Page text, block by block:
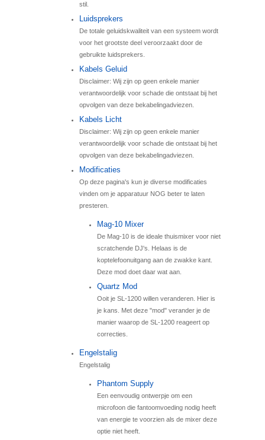
stil.
Luidsprekers
De totale geluidskwaliteit van een systeem wordt
voor het grootste deel veroorzaakt door de
gebruikte luidsprekers.
Kabels Geluid
Disclaimer: Wij zijn op geen enkele manier
verantwoordelijk voor schade die ontstaat bij het
opvolgen van deze bekabelingadviezen.
Kabels Licht
Disclaimer: Wij zijn op geen enkele manier
verantwoordelijk voor schade die ontstaat bij het
opvolgen van deze bekabelingadviezen.
Modificaties
Op deze pagina's kun je diverse modificaties
vinden om je apparatuur NOG beter te laten
presteren.
Mag-10 Mixer
De Mag-10 is de ideale thuismixer voor niet
scratchende DJ's. Helaas is de
koptelefoonuitgang aan de zwakke kant.
Deze mod doet daar wat aan.
Quartz Mod
Ooit je SL-1200 willen veranderen. Hier is
je kans. Met deze "mod" verander je de
manier waarop de SL-1200 reageert op
correcties.
Engelstalig
Engelstalig
Phantom Supply
Een eenvoudig ontwerpje om een
microfoon die fantoomvoeding nodig heeft
van energie te voorzien als de mixer deze
optie niet heeft.